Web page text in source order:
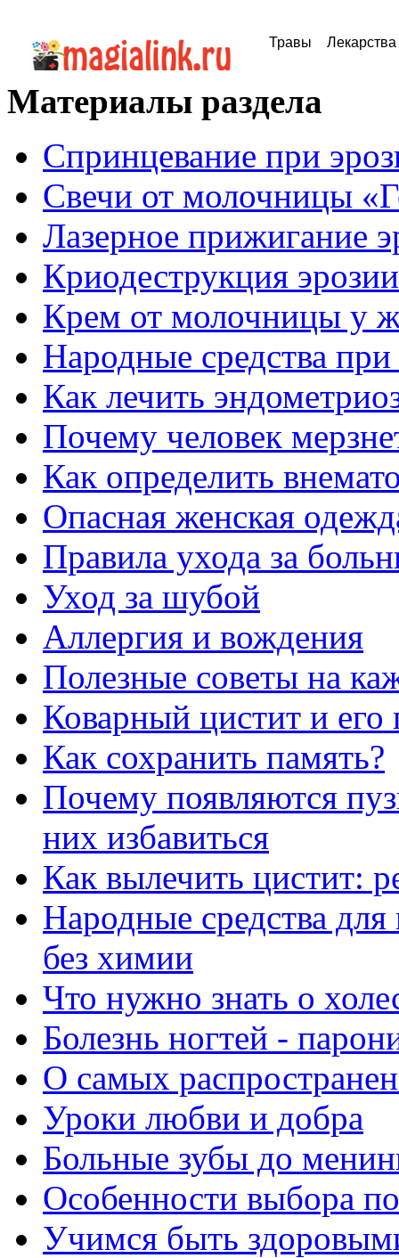
Травы Лекарства
Материалы раздела
Спринцевание при
Свечи от молочницы
Лазерное прижигание
Криодеструкция
Крем от молочницы у
Народные средства
Как лечить
Почему человек
Как определить
Опасная женская
Правила ухода за
Уход за шубой
Аллергия и вождения
Полезные советы на
Коварный цистит и его
Как сохранить память?
Почему появляются
них избавиться
Как вылечить цистит:
Народные средства
без химии
Что нужно знать о
Болезнь ногтей -
О самых
Уроки любви и добра
Больные зубы до
Особенности выбора
Учимся быть